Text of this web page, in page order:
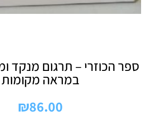
ספר הכוזרי – תרגום מנקד
במראה מקומות
₪86.00